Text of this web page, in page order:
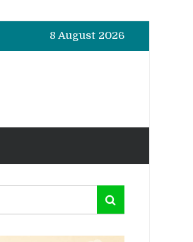
8 August 2026
Search